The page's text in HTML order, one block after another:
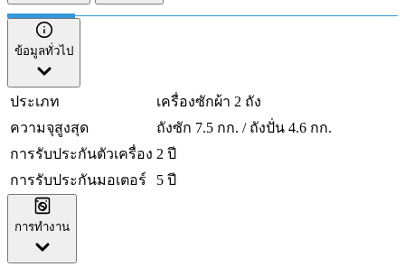
ข้อมูลทั่วไป
ประเภท
เครื่องซักผ้า 2 ถัง
ความจุสูงสุด
ถังซัก 7.5 กก. / ถังปั่น 4.6 กก.
การรับประกันตัวเครื่อง 2 ปี
การรับประกันมอเตอร์
5 ปี
การทำงาน